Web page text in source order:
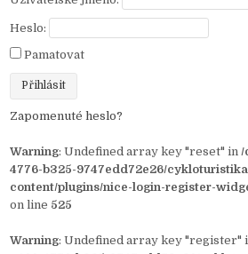
Heslo:
Pamatovat
Zapomenuté heslo?
Warning: Undefined array key "reset" in/
4776-b325-9747edd72e26/
content/plugins/nice-login-register-
on line 525
Warning: Undefined array key "register"